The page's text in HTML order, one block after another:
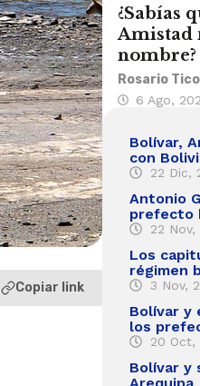
Copiar link
¿Sabías
Amistad
nombre?
Rosario
6 Ago,
Bolívar,
con
22 Dic,
Antonio
prefecto
22 Nov,
Los
régimen
3 Nov,
Bolívar y
los
20 Oct,
Bolívar y